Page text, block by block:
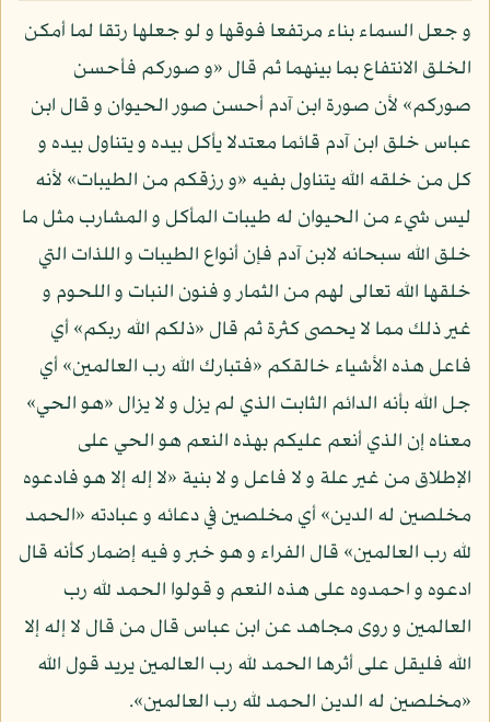
و جعل السماء بناء مرتفعا فوقها و لو جعلها رتقا لما أمكن
الخلق الانتفاع بما بينهما ثم قال «و صوركم فأحسن
صوركم» لأن صورة ابن آدم أحسن صور الحيوان و قال ابن
عباس خلق ابن آدم قائما معتدلا يأكل بيده و يتناول بيده و
كل من خلقه الله يتناول بفيه «و رزقكم من الطيبات» لأنه
ليس شيء من الحيوان له طيبات المأكل و المشارب مثل ما
خلق الله سبحانه لابن آدم فإن أنواع الطيبات و اللذات التي
خلقها الله تعالى لهم من الثمار و فنون النبات و اللحوم و
غير ذلك مما لا يحصى كثرة ثم قال «ذلكم الله ربكم» أي
فاعل هذه الأشياء خالقكم «فتبارك الله رب العالمين» أي
جل الله بأنه الدائم الثابت الذي لم يزل و لا يزال «هو الحي»
معناه إن الذي أنعم عليكم بهذه النعم هو الحي على
الإطلاق من غير علة و لا فاعل و لا بنية «لا إله إلا هو فادعوه
مخلصين له الدين» أي مخلصين في دعائه و عبادته «الحمد
لله رب العالمين» قال الفراء و هو خبر و فيه إضمار كأنه قال
ادعوه و احمدوه على هذه النعم و قولوا الحمد لله رب
العالمين و روى مجاهد عن ابن عباس قال من قال لا إله إلا
الله فليقل على أثرها الحمد لله رب العالمين يريد قول الله
«مخلصين له الدين الحمد لله رب العالمين».